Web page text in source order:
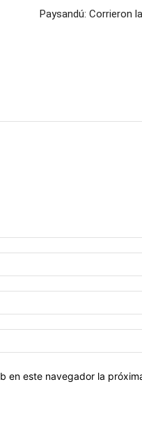
Paysandú: Corrieron
en este navegador la